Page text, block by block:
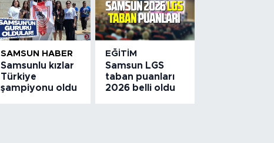
SAMSUN HABER
Samsunlu kızlar
Türkiye
şampiyonu oldu
EĞITIM
Samsun LGS
taban puanları
2026 belli oldu